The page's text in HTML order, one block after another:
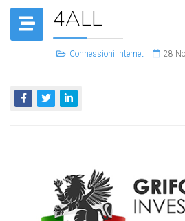
4ALL
Connessioni Internet 28